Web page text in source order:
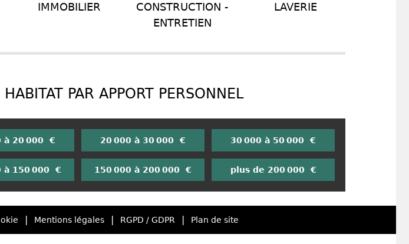
IMMOBILIER
CONSTRUCTION -
ENTRETIEN
LAVERIE
PAR APPORT PERSONNEL
à 20 000 € 20 000 à 30 000 € 30 000 à 50 000 €
à 150 000 € 150 000 à 200 000 € plus de 200 000 €
Mentions légales RGPD / GDPR Plan de site